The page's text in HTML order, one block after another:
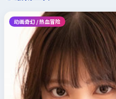
动画奇幻 / 热血冒险